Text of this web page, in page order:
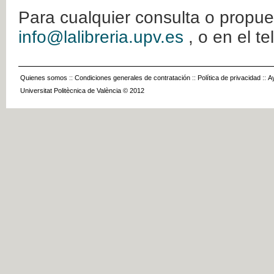
Para cualquier consulta o
info@lalibreria.upv.es , o en el
Quienes somos :: Condiciones generales de contratación :: Política de privacidad ::
Universitat Politècnica de València © 2012